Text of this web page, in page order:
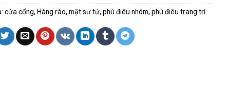
cửa cổng, Hàng rào, mặt sư tử, phù điêu nhôm, phù điêu trang trí